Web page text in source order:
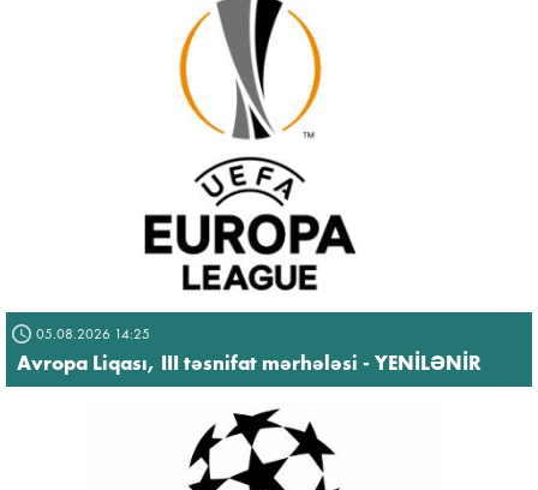
05.08.2026 14:25
Avropa Liqası, III təsnifat mərhələsi - YENİLƏNİR